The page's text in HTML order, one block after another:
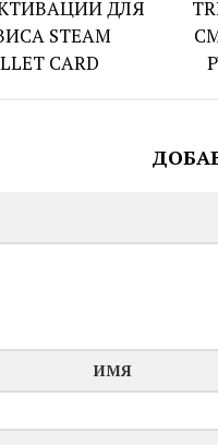
ДЛЯ
STEAM
CARD
ИМЯ